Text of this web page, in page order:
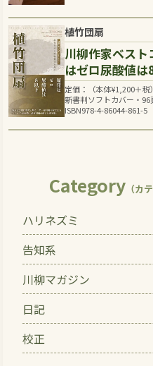
植竹団扇
川柳作家ベス
はゼロ尿酸値は
定価：（本体¥1,200＋税）
新書判ソフトカバー・96
ISBN978-4-86044-861-5
Category（カテ
ハリネズミ
告知系
川柳マガジン
日記
校正